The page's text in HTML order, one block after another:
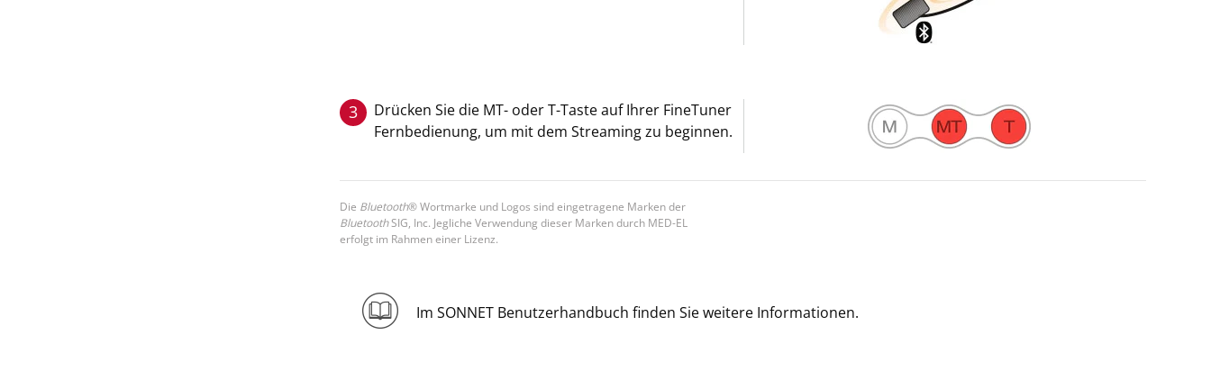
3
Drücken Sie die MT- oder T-Taste auf Ihrer FineTuner
Fernbedienung, um mit dem Streaming zu beginnen.
Die Bluetooth® Wortmarke und Logos sind eingetragene Marken der
BluetoothSIG, Inc. Jegliche Verwendung dieser Marken durch MED-EL
erfolgt im Rahmen einer Lizenz.
Im SONNET Benutzerhandbuch finden Sie weitere Informationen.